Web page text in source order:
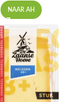
NAAR AH